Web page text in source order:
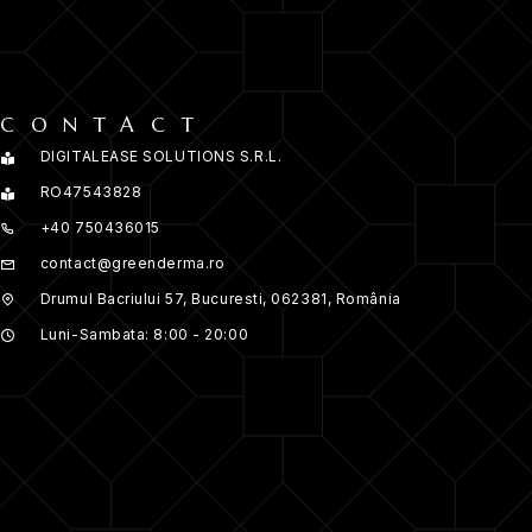
CONTACT
DIGITALEASE SOLUTIONS S.R.L.
RO47543828
+40 750436015
contact@greenderma.ro
Drumul Bacriului 57, Bucuresti, 062381, România
Luni-Sambata: 8:00 - 20:00